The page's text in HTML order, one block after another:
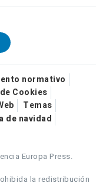
normativo
Cookies
Temas
de navidad
Europa Press.
la redistribución